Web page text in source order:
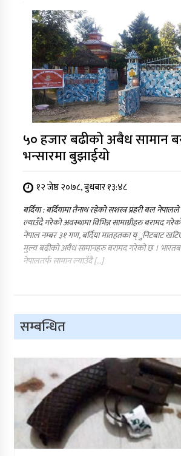
५० हजार बढीको अबैध सामान
भन्सारमा बुझाईयो
१२ जेष्ठ २०७८, बुधबार १३:४८
बर्दिया : बर्दियामा तैनाथ रहेको सशस्त्र प्रहरी बल
ल्याउँदै गरेको अवस्थामा विभिन्न सामाग्रीहरु बरामद
नेपाल नम्बर ३१ गण, बर्दिया मातहतका य्ुनिटबाट
मुल्य बढीको अवैध सामानहरु बरामद गरेको छ ।
नेपालतर्फ सामान ल्याउँदै […]
सम्बन्धित